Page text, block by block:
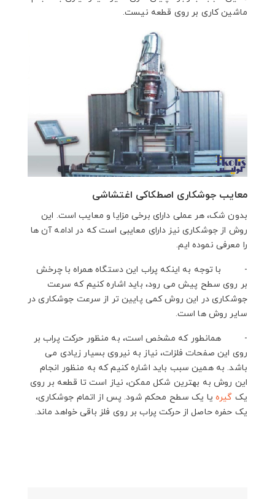
ماشین کاری بر روی قطعه نیست.
معایب جوشکاری اصطکاکی اغتشاشی
بدون شک، هر عملی دارای برخی مزایا و معایب است. این
روش از جوشکاری نیز دارای معایبی است که در ادامه آن ها
را معرفی نموده ایم.
- با توجه به اینکه پراب این دستگاه همراه با چرخش
بر روی سطح پیش می رود، باید اشاره کنیم که سرعت
جوشکاری در این روش کمی پایین تر از سرعت جوشکاری در
سایر روش ها است.
- همانطور که مشخص است، به منظور حرکت پراب بر
روی این صفحات فلزات، نیاز به نیروی بسیار زیادی می
باشد. به همین سبب باید اشاره کنیم که به منظور انجام
این روش به بهترین شکل ممکن، نیاز است تا قطعه بر روی
یک گیرهیا یک سطح محکم شود. پس از اتمام جوشکاری،
یک حفره حاصل از حرکت پراب بر روی فلز باقی خواهد ماند.